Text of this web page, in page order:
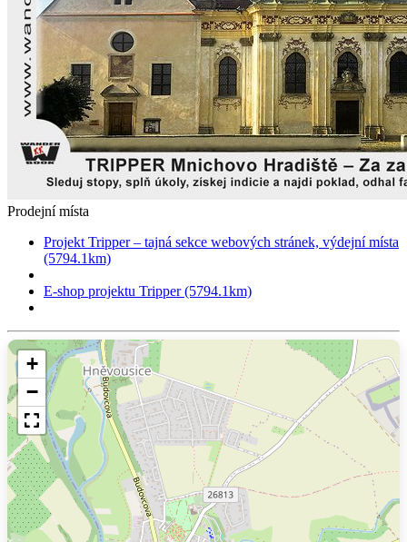
Prodejní místa
Projekt Tripper – tajná sekce webových stránek, výdejní místa
(5794.1km)
E-shop projektu Tripper (5794.1km)
+
−